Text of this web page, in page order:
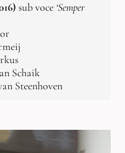
sub voce ‘Semper
Schaik
Steenhoven